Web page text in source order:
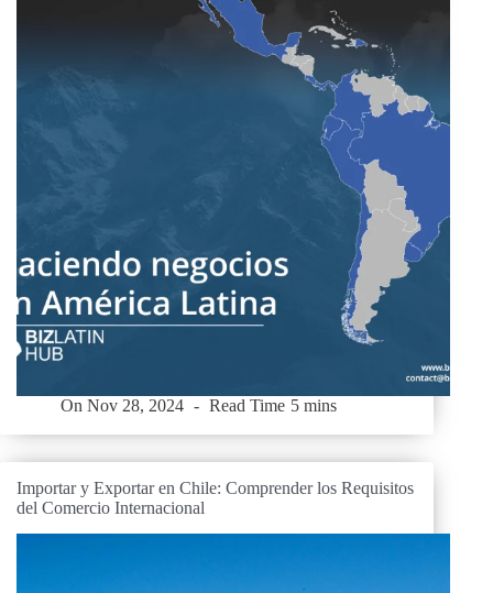
On Nov 28, 2024 Read Time 5 mins
Importar y Exportar en Chile: Comprender los Requisitos
del Comercio Internacional